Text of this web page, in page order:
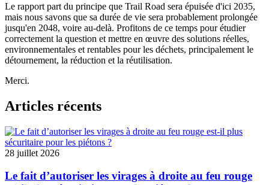
Le rapport part du principe que Trail Road sera épuisée d'ici 2035,
mais nous savons que sa durée de vie sera probablement prolongée
jusqu'en 2048, voire au-delà. Profitons de ce temps pour étudier
correctement la question et mettre en œuvre des solutions réelles,
environnementales et rentables pour les déchets, principalement le
détournement, la réduction et la réutilisation.
Merci.
Articles récents
28 juillet 2026
Le fait d’autoriser les virages à droite au feu rouge